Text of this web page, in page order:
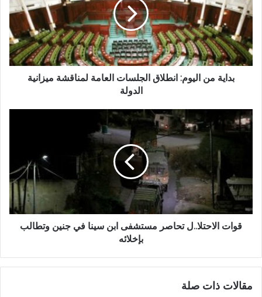
بداية من اليوم: انطلاق الجلسات العامة لمناقشة ميزانية
الدولة
قوات الاحتلا..ل تحاصر مستشفى ابن سينا في جنين وتطالب
بإخلائه
مقالات ذات صلة